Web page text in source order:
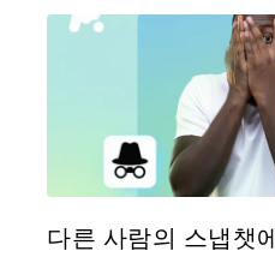
다른 사람의 스냅챗